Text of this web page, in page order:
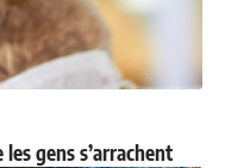
gens s’arrachent